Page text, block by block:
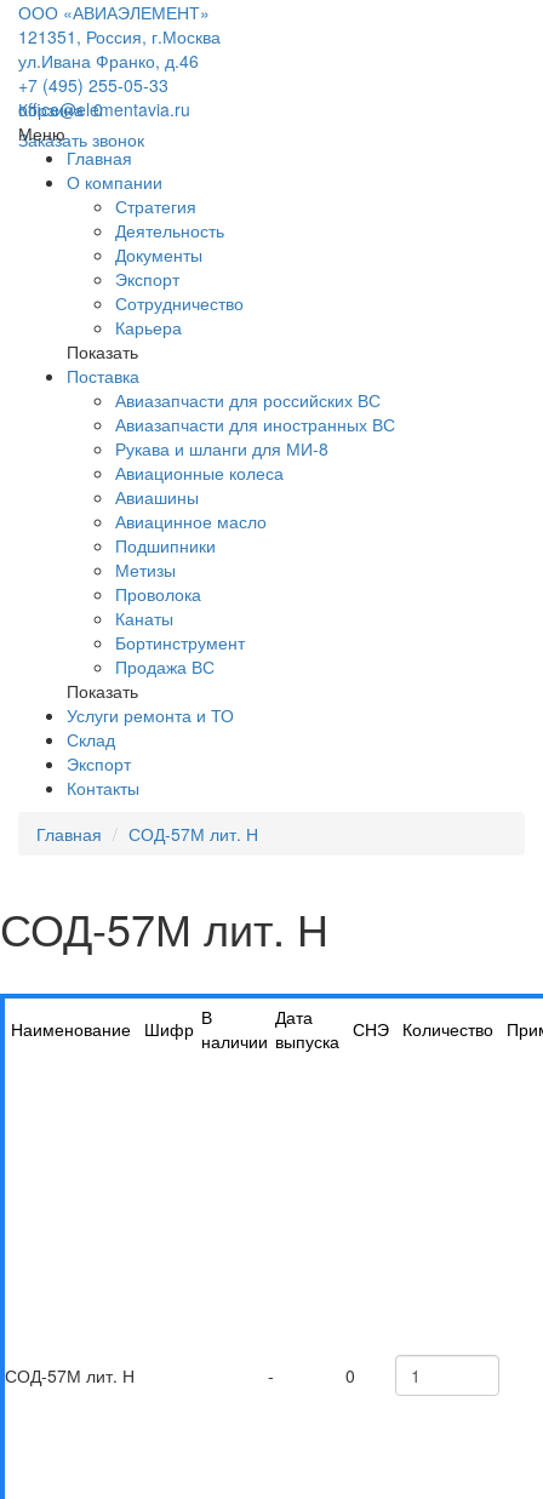
ООО «АВИАЭЛЕМЕНТ»
121351, Россия, г.Москва
ул.Ивана Франко, д.46
+7 (495) 255-05-33
office@elementavia.ru
Заказать звонок
Корзина0
Меню
Главная
О компании
Стратегия
Деятельность
Документы
Экспорт
Сотрудничество
Карьера
Показать
Поставка
Авиазапчасти для российских ВС
Авиазапчасти для иностранных ВС
Рукава и шланги для МИ-8
Авиационные колеса
Авиашины
Авиацинное масло
Подшипники
Метизы
Проволока
Канаты
Бортинструмент
Продажа ВС
Показать
Услуги ремонта и ТО
Склад
Экспорт
Контакты
Главная
СОД-57М лит. Н
СОД-57М лит. Н
Наименование Шифр В
наличии
Дата
выпуска СНЭ Количество
СОД-57М лит. Н - 0